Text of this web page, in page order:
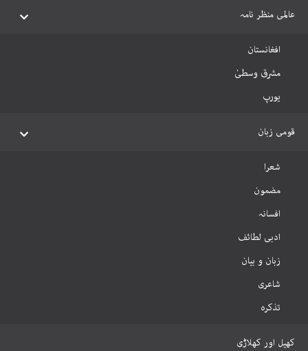
عالمی منظر نامہ
افغانستان
مشرق وسطیٰ
یورپ
قومی زبان
شعرا
مضمون
افسانہ
ادبی لطائف
زبان و بیان
شاعری
تذکرہ
کھیل اور کھلاڑی